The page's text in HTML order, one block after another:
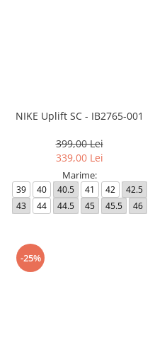
NIKE Uplift SC - IB2765-001
399,00 Lei
339,00 Lei
Marime:
39 40 40.5 41 42
42.5
43
44 44.5 45 45.5 46
-25%